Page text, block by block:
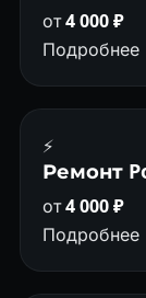
от4 000 ₽
Подробнее
⚡
Ремонт
от4 000 ₽
Подробнее